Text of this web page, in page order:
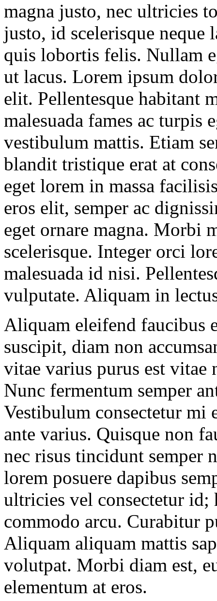
magna justo, nec ultricies
justo, id scelerisque neque
quis lobortis felis. Nullam
ut lacus. Lorem ipsum
elit. Pellentesque habitant
malesuada fames ac turpis
vestibulum mattis. Etiam
blandit tristique erat at
eget lorem in massa
eros elit, semper ac
eget ornare magna. Morbi
scelerisque. Integer orci
malesuada id nisi.
vulputate. Aliquam in
Aliquam eleifend faucibus
suscipit, diam non
vitae varius purus est vitae
Nunc fermentum semper
Vestibulum consectetur mi
ante varius. Quisque non
nec risus tincidunt semper
lorem posuere dapibus
ultricies vel consectetur
commodo arcu. Curabitur
Aliquam aliquam mattis
volutpat. Morbi diam est,
elementum at eros.